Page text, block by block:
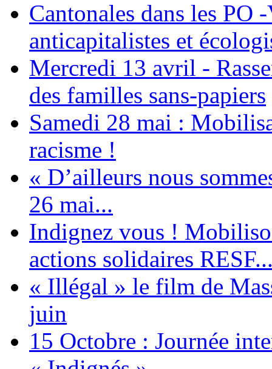
Cantonales dans les PO
anticapitalistes et
Mercredi 13 avril -
des familles sans-papiers
Samedi 28 mai :
racisme !
« D’ailleurs nous
26 mai...
Indignez vous !
actions solidaires
« Illégal » le film de
juin
15 Octobre : Journée